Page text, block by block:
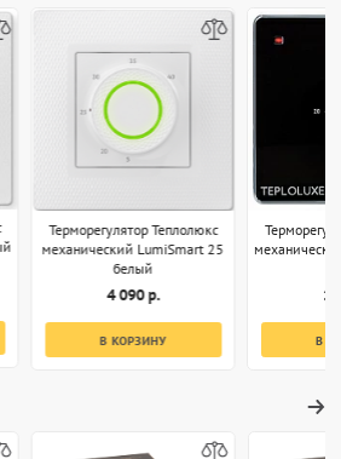
Терморегулятор Теплолюкс
механический LumiSmart 25
белый
4 090 р.
В КОРЗИНУ
1
В